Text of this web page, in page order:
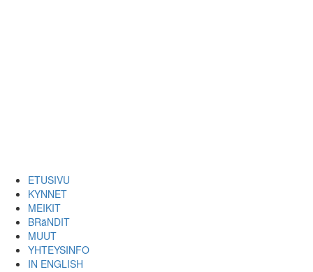
ETUSIVU
KYNNET
MEIKIT
BRäNDIT
MUUT
YHTEYSINFO
IN ENGLISH